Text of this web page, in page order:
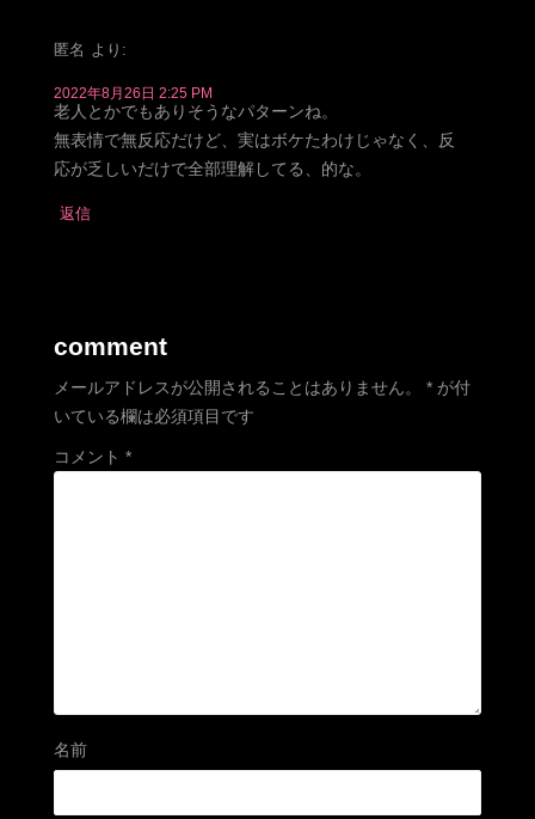
匿名 より:
2022年8月26日 2:25 PM
老人とかでもありそうなパターンね。
無表情で無反応だけど、実はボケたわけじゃなく、反
応が乏しいだけで全部理解してる、的な。
返信
comment
メールアドレスが公開されることはありません。 * が付
いている欄は必須項目です
コメント *
名前